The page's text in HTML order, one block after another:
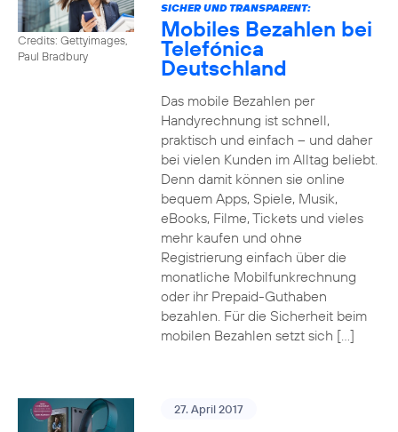
Credits: Gettyimages,
Paul Bradbury
SICHER UND TRANSPARENT:
Mobiles Bezahlen bei
Telefónica
Deutschland
Das mobile Bezahlen per
Handyrechnung ist schnell,
praktisch und einfach – und daher
bei vielen Kunden im Alltag beliebt.
Denn damit können sie online
bequem Apps, Spiele, Musik,
eBooks, Filme, Tickets und vieles
mehr kaufen und ohne
Registrierung einfach über die
monatliche Mobilfunkrechnung
oder ihr Prepaid-Guthaben
bezahlen. Für die Sicherheit beim
mobilen Bezahlen setzt sich […]
27. April 2017